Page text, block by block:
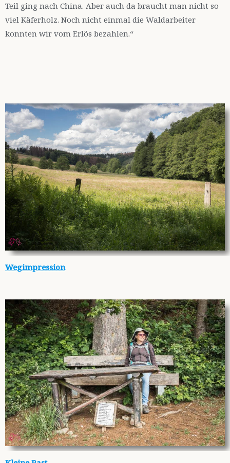
Teil ging nach China. Aber auch da braucht man nicht so
viel Käferholz. Noch nicht einmal die Waldarbeiter
konnten wir vom Erlös bezahlen.“
Wegimpression